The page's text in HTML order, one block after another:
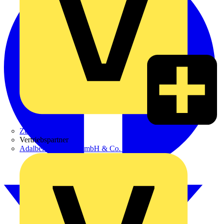
Zumtobel
Vertriebspartner
Adalbert Zajadacz GmbH & Co. KG